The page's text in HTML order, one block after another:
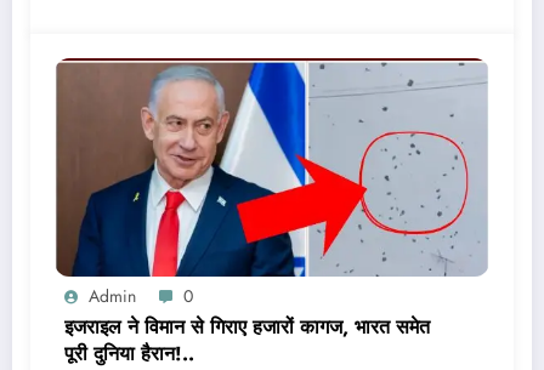
Admin 0
इजराइल ने विमान से गिराए हजारों कागज, भारत समेत
पूरी दुनिया हैरान!..